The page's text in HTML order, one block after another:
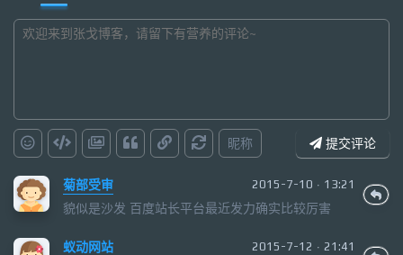
昵称 提交评论
菊部受审 2015-7-10 · 13:21
貌似是沙发 百度站长平台最近发力确实比较厉害
蚁动网站
2015-7-12 · 21:41